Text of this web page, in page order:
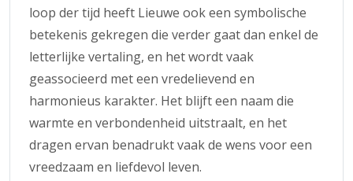
loop der tijd heeft Lieuwe ook een symbolische
betekenis gekregen die verder gaat dan enkel de
letterlijke vertaling, en het wordt vaak
geassocieerd met een vredelievend en
harmonieus karakter. Het blijft een naam die
warmte en verbondenheid uitstraalt, en het
dragen ervan benadrukt vaak de wens voor een
vreedzaam en liefdevol leven.